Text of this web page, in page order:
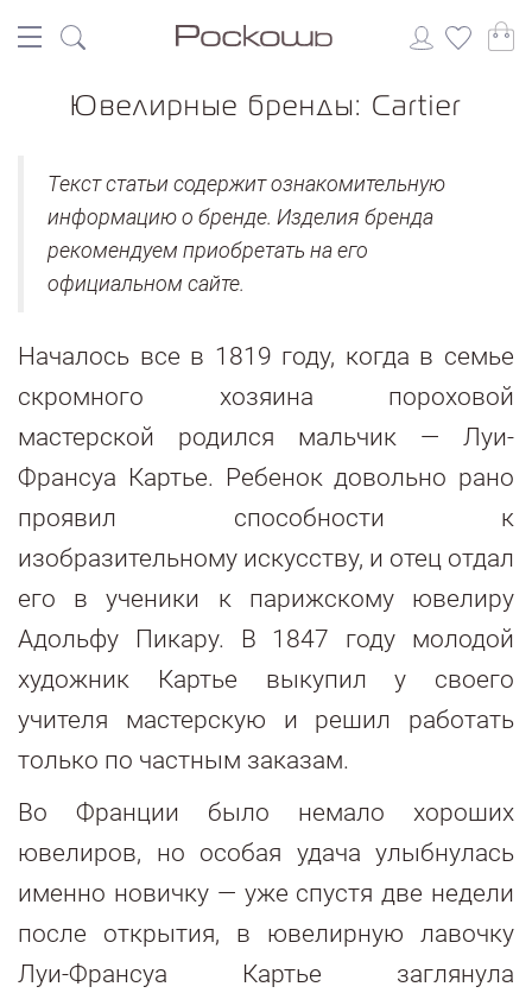
Ювелирные бренды: Cartier
Текст статьи содержит ознакомительную
информацию о бренде. Изделия бренда
рекомендуем приобретать на его
официальном сайте.
Началось все в 1819 году, когда в семье
скромного хозяина пороховой
мастерской родился мальчик — Луи-
Франсуа Картье. Ребенок довольно рано
проявил способности к
изобразительному искусству, и отец отдал
его в ученики к парижскому ювелиру
Адольфу Пикару. В 1847 году молодой
художник Картье выкупил у своего
учителя мастерскую и решил работать
только по частным заказам.
Во Франции было немало хороших
ювелиров, но особая удача улыбнулась
именно новичку — уже спустя две недели
после открытия, в ювелирную лавочку
Луи-Франсуа Картье заглянула